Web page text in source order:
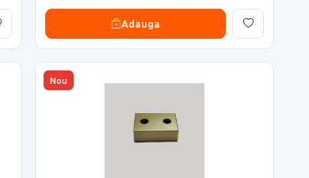
Adauga
Nou